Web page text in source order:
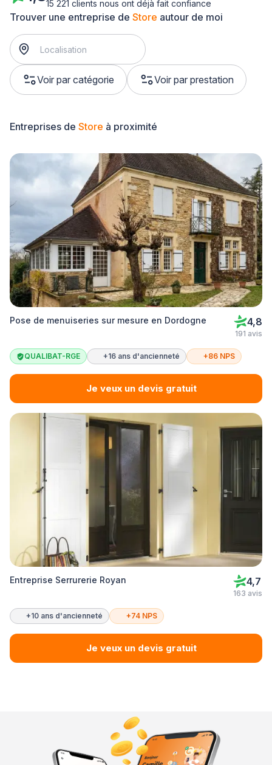
Trouver une entreprise de Store autour de moi
Voir par catégorie Voir par prestation
15 221 clients nous ont déjà fait confiance
Entreprises de Store à proximité
Pose de menuiseries sur mesure en Dordogne 4,8
191 avis
QUALIBAT-RGE +16 ans d'ancienneté +86 NPS
Je veux un devis gratuit
Entreprise Serrurerie Royan 4,7
163 avis
+10 ans d'ancienneté +74 NPS
Je veux un devis gratuit